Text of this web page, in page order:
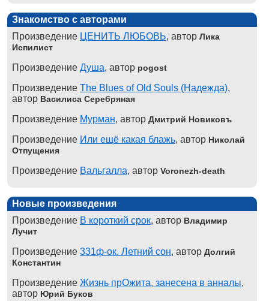
Знакомство с авторами
Произведение ЦЕНИТЬ ЛЮБОВЬ, автор Лика
Испилист
Произведение Душа, автор pogost
Произведение The Blues of Old Souls (Надежда),
автор Василиса Серебряная
Произведение Мурман, автор Дмитрий Новиковъ
Произведение Или ещё какая блажь, автор Николай
Отпущения
Произведение Вальгалла, автор Voronezh-death
Новые произведения
Произведение В короткий срок, автор Владимир
Лучит
Произведение 331ф-ок. Летний сон, автор Долгий
Константин
Произведение Жизнь прОжита, занесена в анналы,
автор Юрий Буков